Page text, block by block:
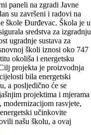
paneli na zgradi Javne
su završeni i radovi na
škole Đurđevac. Škola je u
sredstva za izgradnju
ugradnje sustava za
školi iznosi oko 747
okoliša i energetsku
projekta je proizvodnja
bila energetski
a posljedično će se
projektima i mjerama
rasvjete,
učinkovite
našu školu, a ovaj